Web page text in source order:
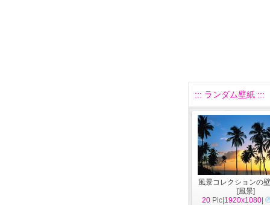
::: ランダム壁紙 :::
風景コレクションの
[風景]
20 Pic| 1920x1080